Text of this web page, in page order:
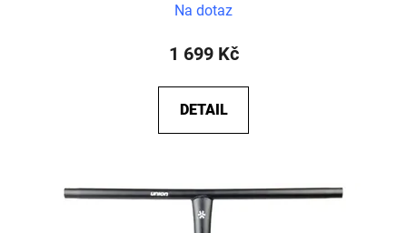
Na dotaz
1 699 Kč
DETAIL